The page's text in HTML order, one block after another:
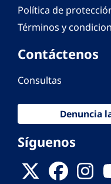
Política de
Términos y
Contáctenos
Consultas
Denuncia
Síguenos